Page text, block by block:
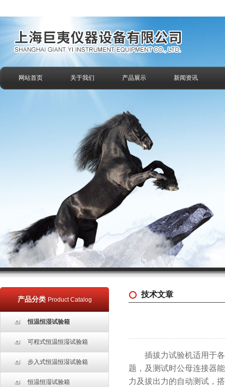
网站首页 关于我们 产品展示 新闻资讯
产品分类 Product Catalog
恒温恒湿试验箱
可程式恒温恒湿试验箱
步入式恒温恒湿试验箱
恒温恒湿试验箱
技术文章
插拔力试验机适用于各
题，及测试时公母连接器
力及拔出力的自动测试，